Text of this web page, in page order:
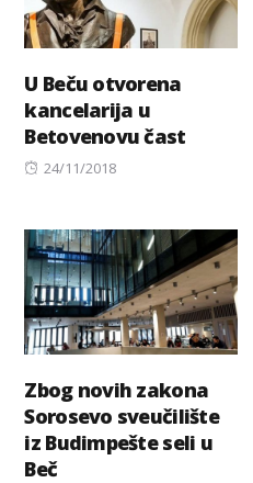
U Beču otvorena
kancelarija u
Betovenovu čast
Posted
24/11/2018
Zbog novih zakona
Sorosevo sveučilište
iz Budimpešte seli u
Beč